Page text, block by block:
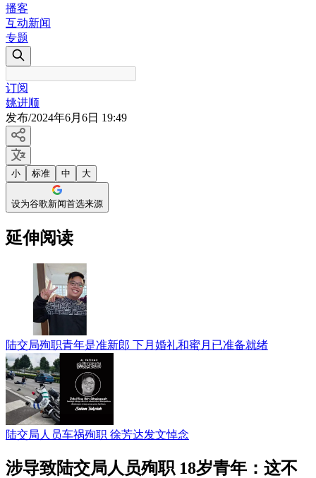
播客
互动新闻
专题
订阅
姚进顺
发布/2024年6月6日 19:49
小 标准 中 大
设为谷歌新闻首选来源
延伸阅读
陆交局殉职青年是准新郎 下月婚礼和蜜月已准备就绪
陆交局人员车祸殉职 徐芳达发文悼念
涉导致陆交局人员殉职 18岁青年：这不